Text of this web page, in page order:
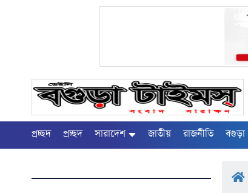
প্রচ্ছদ প্রচ্ছদ সারাদেশ জাতীয় রাজনীতি বগুড়া